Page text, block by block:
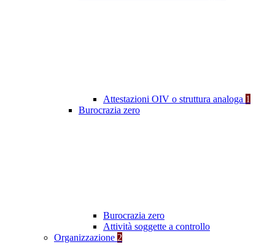
Attestazioni OIV o struttura analoga 1
Burocrazia zero
Burocrazia zero
Attività soggette a controllo
Organizzazione 2